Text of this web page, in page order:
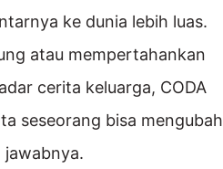
ke dunia lebih luas.
atau mempertahankan
cerita keluarga, CODA
seseorang bisa mengubah
jawabnya.